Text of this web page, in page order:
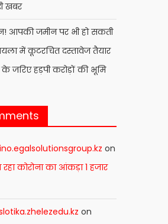
खबर
आपकी जमीन पर भी हो सकती
में कूटरचित दस्तावेज तैयार
के जरिए हड़पी करोड़ों की भूमि
on
कोरोना का आंकड़ा 1 हजार
on